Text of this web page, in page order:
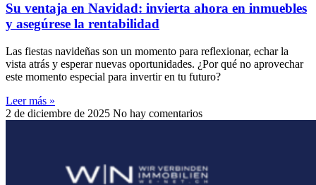
Su ventaja en Navidad: invierta ahora en inmuebles
y asegúrese la rentabilidad
Las fiestas navideñas son un momento para reflexionar, echar la
vista atrás y esperar nuevas oportunidades. ¿Por qué no aprovechar
este momento especial para invertir en tu futuro?
Leer más »
2 de diciembre de 2025 No hay comentarios